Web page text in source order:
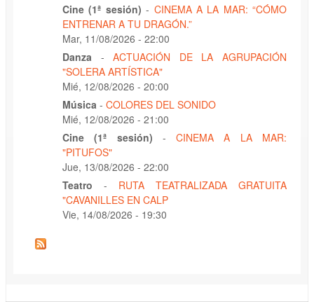
Cine (1ª sesión) - CINEMA A LA MAR: “CÓMO
ENTRENAR A TU DRAGÓN.”
Mar, 11/08/2026 - 22:00
Danza
-ACTUACIÓN DE LA AGRUPACIÓN
"SOLERA ARTÍSTICA"
Mié, 12/08/2026 - 20:00
Música - COLORES DEL SONIDO
Mié, 12/08/2026 - 21:00
Cine (1ª sesión)
-CINEMA A LA MAR:
"PITUFOS"
Jue, 13/08/2026 - 22:00
Teatro
- RUTA TEATRALIZADA GRATUITA
"CAVANILLES EN CALP
Vie, 14/08/2026 - 19:30